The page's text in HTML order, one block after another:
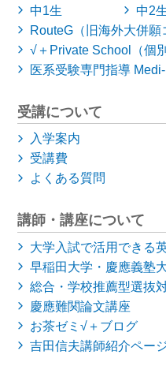
中1生
中2
RouteG（旧海外大併願
√＋Private School（個
医系受験専門指導
受講について
入学案内
受講費
よくある質問
講師・講座について
大学入試で活用できる
早稲田大学・慶應義塾
総合・学校推薦型選抜
慶應難関論文講座
お茶ゼミ√＋ブログ
吉田信夫講師紹介ペー